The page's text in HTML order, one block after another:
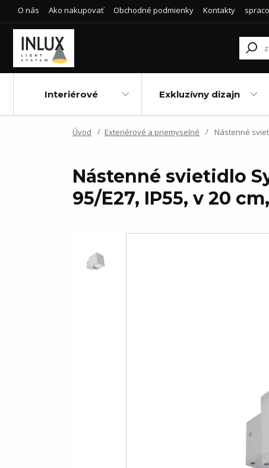
O nás Ako nakupovať Obchodné podmienky Kontakty
Interiérové Exkluzívny dizajn
Úvod Exteriérové a priemyselné Nástenné
Nástenné svietidlo
95/E27, IP55, v 20